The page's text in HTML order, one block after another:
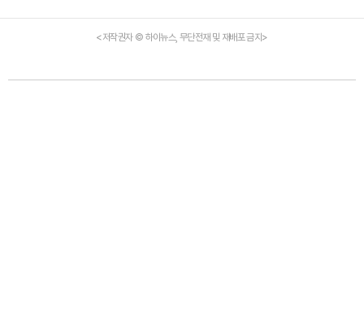
<저작권자 © 하이뉴스, 무단전재 및 재배포 금지>